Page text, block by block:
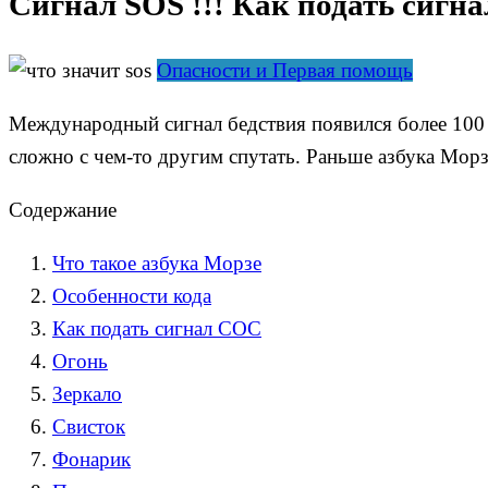
Опасности и Первая помощь
Международный сигнал бедствия появился более
сложно с чем-то другим спутать. Раньше азбука
Содержание
Что такое азбука Морзе
Особенности кода
Как подать сигнал СОС
Огонь
Зеркало
Свисток
Фонарик